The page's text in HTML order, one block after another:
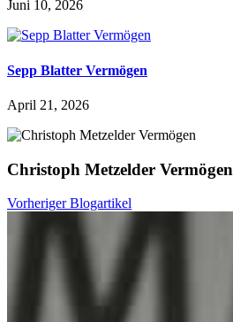
Juni 10, 2026
Sepp Blatter Vermögen
April 21, 2026
Christoph Metzelder Vermögen
Vorheriger Blogartikel